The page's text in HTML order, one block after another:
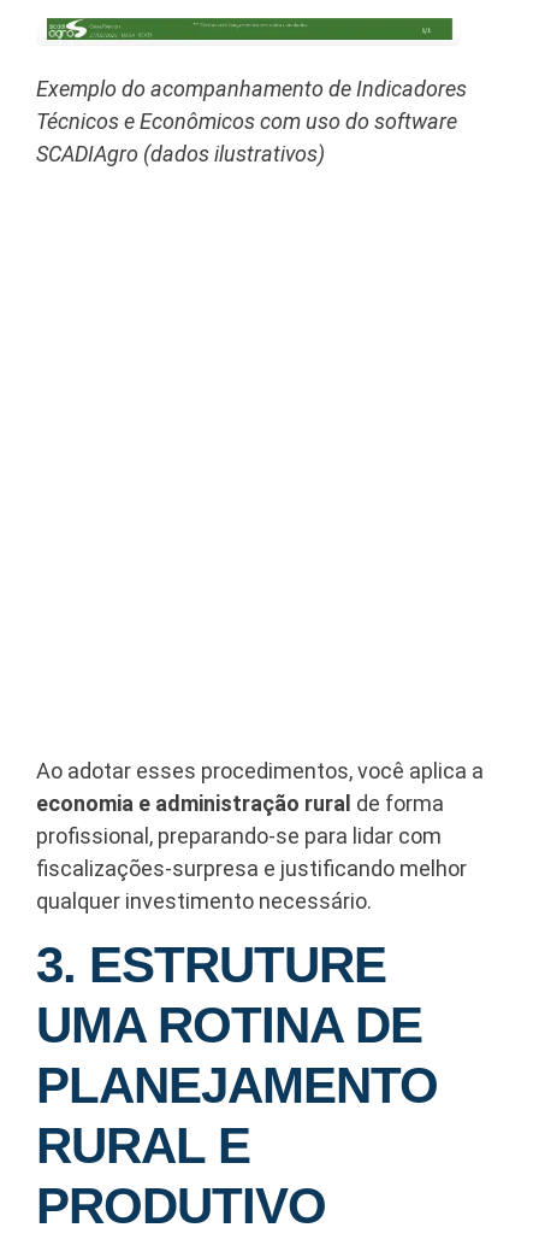
Exemplo do acompanhamento de Indicadores
Técnicos e Econômicos com uso do software
SCADIAgro (dados ilustrativos)
Ao adotar esses procedimentos, você aplica a
economia e administração rural de forma
profissional, preparando-se para lidar com
fiscalizações-surpresa e justificando melhor
qualquer investimento necessário.
3. ESTRUTURE
UMA ROTINA DE
PLANEJAMENTO
RURAL E
PRODUTIVO